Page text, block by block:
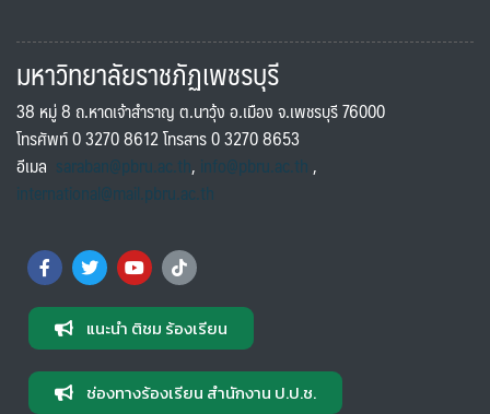
มหาวิทยาลัยราชภัฏเพชรบุรี
38 หมู่ 8 ถ.หาดเจ้าสำราญ ต.นาวุ้ง อ.เมือง จ.เพชรบุรี 76000
โทรศัพท์ 0 3270 8612 โทรสาร 0 3270 8653
อีเมล saraban@pbru.ac.th, info@pbru.ac.th,
international@mail.pbru.ac.th
แนะนำ ติชม ร้องเรียน
ช่องทางร้องเรียน สำนักงาน ป.ป.ช.